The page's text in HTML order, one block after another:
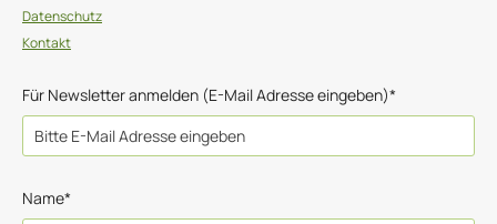
Datenschutz
Kontakt
Für Newsletter anmelden (E-Mail Adresse eingeben)*
Name*